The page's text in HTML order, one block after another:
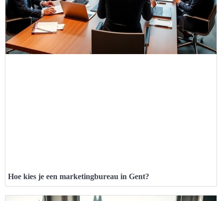
Hoe kies je een marketingbureau in Gent?